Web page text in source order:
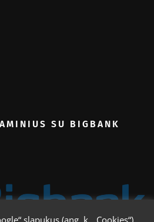
SU BIGBANK
slapukus (ang. k. „Cookies“)